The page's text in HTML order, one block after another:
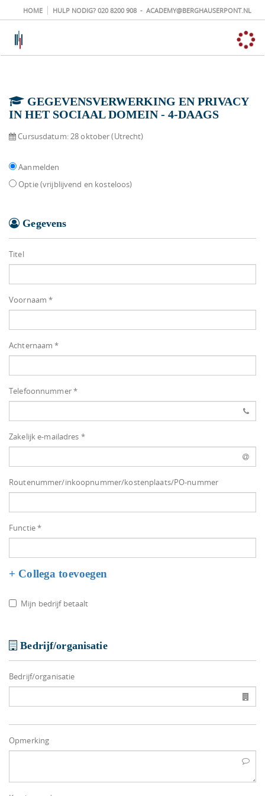
HOME HULP NODIG? 020 8200 908 - ACADEMY@BERGHAUSERPONT.NL
GEGEVENSVERWERKING EN PRIVACY
IN HET SOCIAAL DOMEIN - 4-DAAGS
Cursusdatum:28 oktober (Utrecht)
Aanmelden
Optie (vrijblijvend en kosteloos)
Gegevens
Titel
Voornaam *
Achternaam *
Telefoonnummer *
Zakelijk e-mailadres *
Routenummer/inkoopnummer/kostenplaats/PO-nummer
Functie *
+ Collega toevoegen
Mijn bedrijf betaalt
Bedrijf/organisatie
Bedrijf/organisatie
Opmerking